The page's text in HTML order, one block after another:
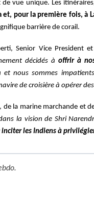
vue unique. Les
pour la première fois, à
barrière de corail.
Senior Vice President
décidés à offrir à
nous sommes
de croisière à opérer
la marine marchande et
la vision de Shri
inciter les Indiens à
.